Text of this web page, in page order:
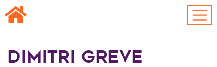
Passer au contenu principal
Dimitri GREVE